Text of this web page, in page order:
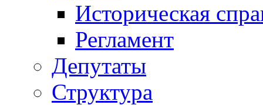
Историческая
Регламент
Депутаты
Структура